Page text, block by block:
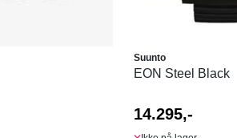
Suunto
EON Steel Black
14.295,-